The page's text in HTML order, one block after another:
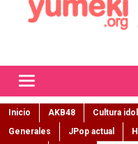
Inicio AKB48 Cultura idol
Generales
JPop actual